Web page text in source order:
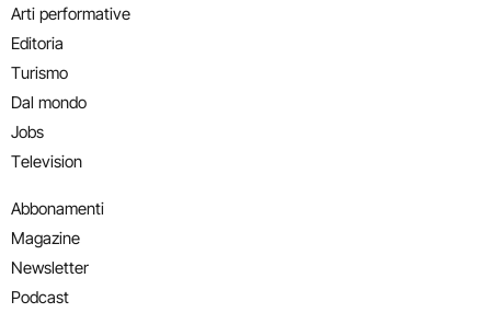
Arti performative
Editoria
Turismo
Dal mondo
Jobs
Television
Abbonamenti
Magazine
Newsletter
Podcast